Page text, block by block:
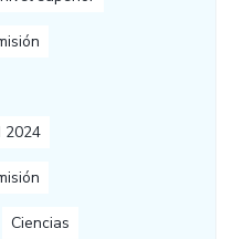
2024
Ciencias